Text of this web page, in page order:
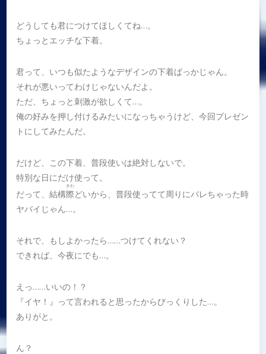
どうしても君につけてほしくてね…。
ちょっとエッチな下着。
君って、いつも似たようなデザインの下着ばっかじゃん。
それが悪いってわけじゃないんだよ。
ただ、ちょっと刺激が欲しくて…。
俺の好みを押し付けるみたいになっちゃうけど、今回プレゼン
トにしてみたんだ。
だけど、この下着、普段使いは絶対しないで。
特別な日にだけ使って。
だって、結構際
きわ
どいから、普段使ってて周りにバレちゃった時
ヤバイじゃん…。
それで、もしよかったら……つけてくれない？
できれば、今夜にでも…。
えっ……いいの！？
『イヤ！』って言われると思ったからびっくりした…。
ありがと。
ん？